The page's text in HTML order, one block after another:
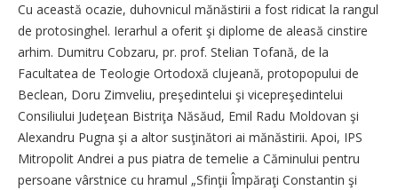
Cu această ocazie, duhovnicul mănăstirii a fost ridicat la rangul
de protosinghel. Ierarhul a oferit şi diplome de aleasă cinstire
arhim. Dumitru Cobzaru, pr. prof. Stelian Tofană, de la
Facultatea de Teologie Ortodoxă clujeană, protopopului de
Beclean, Doru Zimveliu, preşedintelui şi vicepreşedintelui
Consiliului Judeţean Bistriţa Năsăud, Emil Radu Moldovan şi
Alexandru Pugna şi a altor susţinători ai mănăstirii. Apoi, IPS
Mitropolit Andrei a pus piatra de temelie a Căminului pentru
persoane vârstnice cu hramul „Sfinţii Împăraţi Constantin şi